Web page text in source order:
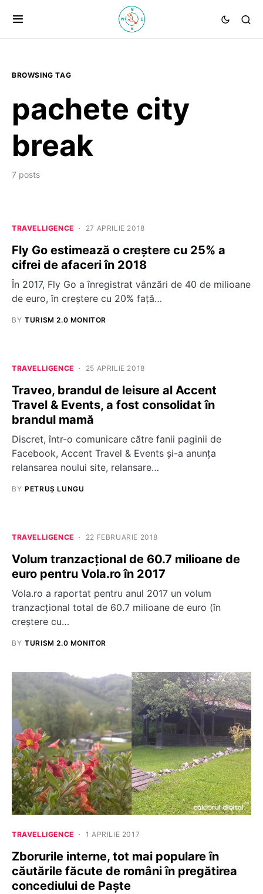
BROWSING TAG
pachete city
break
7 posts
TRAVELLIGENCE 27 APRILIE 2018
Fly Go estimează o creștere cu 25% a
cifrei de afaceri în 2018
În 2017, Fly Go a înregistrat vânzări de 40 de milioane
de euro, în creștere cu 20% față…
BY TURISM 2.0 MONITOR
TRAVELLIGENCE 25 APRILIE 2018
Traveo, brandul de leisure al Accent
Travel & Events, a fost consolidat în
brandul mamă
Discret, într-o comunicare către fanii paginii de
Facebook, Accent Travel & Events și-a anunța
relansarea noului site, relansare…
BY PETRUȘ LUNGU
TRAVELLIGENCE 22 FEBRUARIE 2018
Volum tranzacțional de 60.7 milioane de
euro pentru Vola.ro în 2017
Vola.ro a raportat pentru anul 2017 un volum
tranzacțional total de 60.7 milioane de euro (în
creștere cu…
BY TURISM 2.0 MONITOR
TRAVELLIGENCE 1 APRILIE 2017
Zborurile interne, tot mai populare în
căutările făcute de români în pregătirea
concediului de Paște